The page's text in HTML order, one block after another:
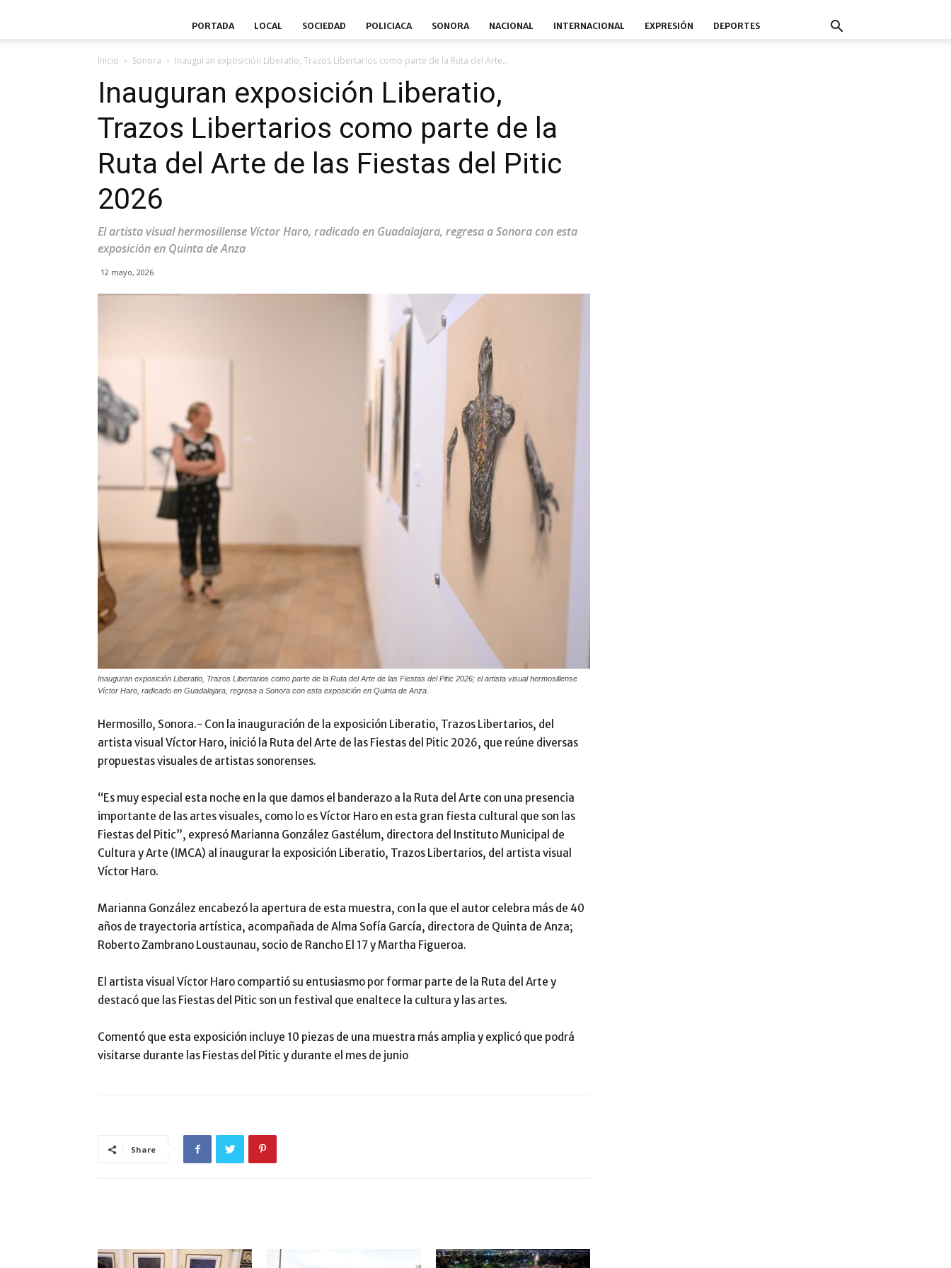
PORTADA LOCAL SOCIEDAD POLICIACA SONORA NACIONAL INTERNACIONAL EXPRESIÓN DEPORTES
Inicio Sonora Inauguran exposición Liberatio, Trazos Libertarios como parte de la Ruta del Arte...
Inauguran exposición Liberatio,
Trazos Libertarios como parte de la
Ruta del Arte de las Fiestas del Pitic
2026
El artista visual hermosillense Víctor Haro, radicado en Guadalajara, regresa a Sonora con esta
exposición en Quinta de Anza
12 mayo, 2026
Inauguran exposición Liberatio, Trazos Libertarios como parte de la Ruta del Arte de las Fiestas del Pitic 2026; el artista visual hermosillense
Víctor Haro, radicado en Guadalajara, regresa a Sonora con esta exposición en Quinta de Anza.
Hermosillo, Sonora.- Con la inauguración de la exposición Liberatio, Trazos Libertarios, del
artista visual Víctor Haro, inició la Ruta del Arte de las Fiestas del Pitic 2026, que reúne diversas
propuestas visuales de artistas sonorenses.
“Es muy especial esta noche en la que damos el banderazo a la Ruta del Arte con una presencia
importante de las artes visuales, como lo es Víctor Haro en esta gran fiesta cultural que son las
Fiestas del Pitic”, expresó Marianna González Gastélum, directora del Instituto Municipal de
Cultura y Arte (IMCA) al inaugurar la exposición Liberatio, Trazos Libertarios, del artista visual
Víctor Haro.
Marianna González encabezó la apertura de esta muestra, con la que el autor celebra más de 40
años de trayectoria artística, acompañada de Alma Sofía García, directora de Quinta de Anza;
Roberto Zambrano Loustaunau, socio de Rancho El 17 y Martha Figueroa.
El artista visual Víctor Haro compartió su entusiasmo por formar parte de la Ruta del Arte y
destacó que las Fiestas del Pitic son un festival que enaltece la cultura y las artes.
Comentó que esta exposición incluye 10 piezas de una muestra más amplia y explicó que podrá
visitarse durante las Fiestas del Pitic y durante el mes de junio
Share